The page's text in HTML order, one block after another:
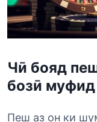
Чӣ бояд
бозӣ
Пеш аз он ки